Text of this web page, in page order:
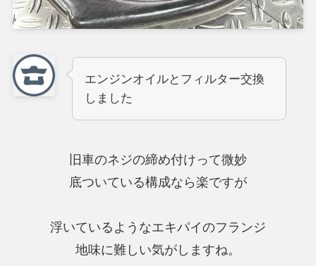
エンジンオイルとフィルター交換
しました
旧車のネジの締め付けって微妙
底ついている構成なら楽ですが
浮いているようなエキパイのフランジ
地味に難しい気がしますね。